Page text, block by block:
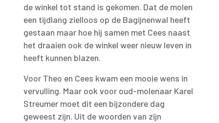
de winkel tot stand is gekomen. Dat de molen
een tijdlang zielloos op de Bagijnenwal heeft
gestaan maar hoe hij samen met Cees naast
het draaien ook de winkel weer nieuw leven in
heeft kunnen blazen.
Voor Theo en Cees kwam een mooie wens in
vervulling. Maar ook voor oud-molenaar Karel
Streumer moet dit een bijzondere dag
geweest zijn. Uit de woorden van zijn